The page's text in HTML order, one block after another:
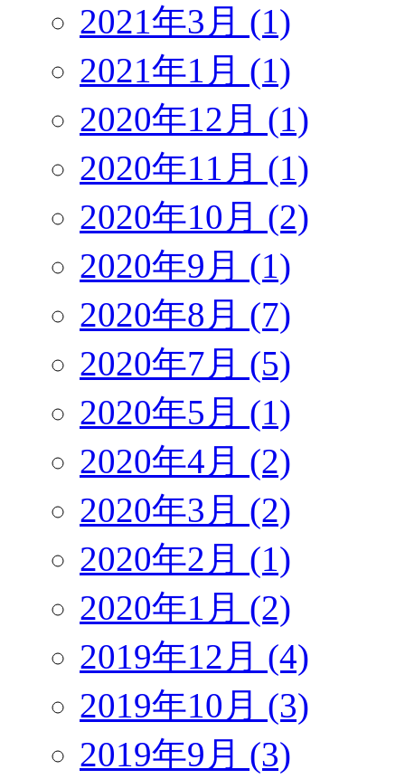
2021年3月 (1)
2021年1月 (1)
2020年12月 (1)
2020年11月 (1)
2020年10月 (2)
2020年9月 (1)
2020年8月 (7)
2020年7月 (5)
2020年5月 (1)
2020年4月 (2)
2020年3月 (2)
2020年2月 (1)
2020年1月 (2)
2019年12月 (4)
2019年10月 (3)
2019年9月 (3)